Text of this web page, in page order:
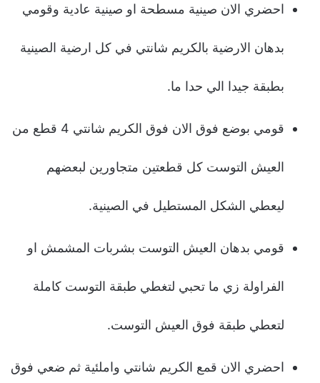
احضري الان صينية مسطحة او صينية عادية وقومي
بدهان الارضية بالكريم شانتي في كل ارضية الصينية
بطبقة جيدا الي حدا ما.
قومي بوضع فوق الان فوق الكريم شانتي 4 قطع من
العيش التوست كل قطعتين متجاورين لبعضهم
ليعطي الشكل المستطيل في الصينية.
قومي بدهان العيش التوست بشربات المشمش او
الفراولة زي ما تحبي لتغطي طبقة التوست كاملة
لتعطي طبقة فوق العيش التوست.
احضري الان قمع الكريم شانتي واملئية ثم ضعي فوق